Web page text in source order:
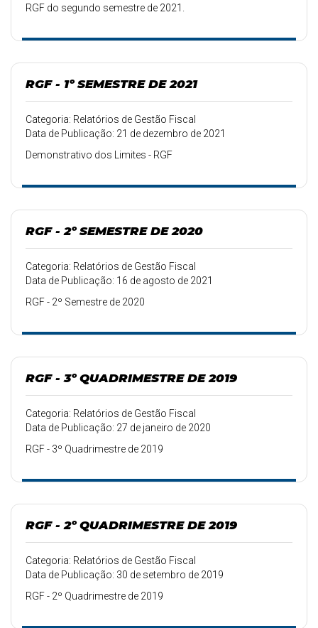
RGF do segundo semestre de 2021.
RGF - 1º SEMESTRE DE 2021
Categoria: Relatórios de Gestão Fiscal
Data de Publicação: 21 de dezembro de 2021
Demonstrativo dos Limites - RGF
RGF - 2º SEMESTRE DE 2020
Categoria: Relatórios de Gestão Fiscal
Data de Publicação: 16 de agosto de 2021
RGF - 2º Semestre de 2020
RGF - 3º QUADRIMESTRE DE 2019
Categoria: Relatórios de Gestão Fiscal
Data de Publicação: 27 de janeiro de 2020
RGF - 3º Quadrimestre de 2019
RGF - 2º QUADRIMESTRE DE 2019
Categoria: Relatórios de Gestão Fiscal
Data de Publicação: 30 de setembro de 2019
RGF - 2º Quadrimestre de 2019